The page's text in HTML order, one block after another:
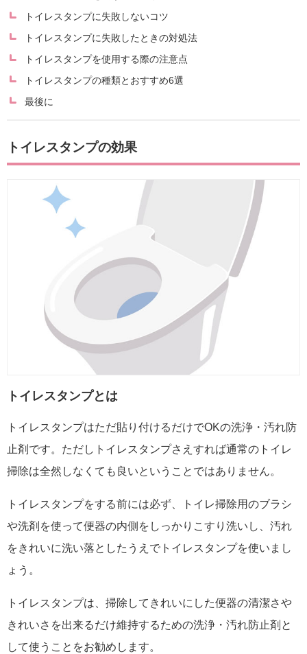
トイレスタンプに失敗しないコツ
トイレスタンプに失敗したときの対処法
トイレスタンプを使用する際の注意点
トイレスタンプの種類とおすすめ6選
最後に
トイレスタンプの効果
トイレスタンプとは
トイレスタンプはただ貼り付けるだけでOKの洗浄・汚れ防
止剤です。ただしトイレスタンプさえすれば通常のトイレ
掃除は全然しなくても良いということではありません。
トイレスタンプをする前には必ず、トイレ掃除用のブラシ
や洗剤を使って便器の内側をしっかりこすり洗いし、汚れ
をきれいに洗い落としたうえでトイレスタンプを使いまし
ょう。
トイレスタンプは、掃除してきれいにした便器の清潔さや
きれいさを出来るだけ維持するための洗浄・汚れ防止剤と
して使うことをお勧めします。